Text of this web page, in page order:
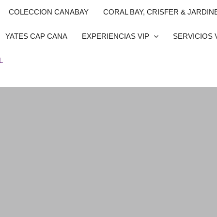
COLECCION CANABAY CORAL BAY, CRISFER &
YATES CAP CANA EXPERIENCIAS VIP SERVICIOS